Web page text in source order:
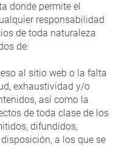
donde permite el
responsabilidad
de toda naturaleza
de:
al sitio web o la falta
exhaustividad y/o
así como la
de toda clase de los
difundidos,
a los que se